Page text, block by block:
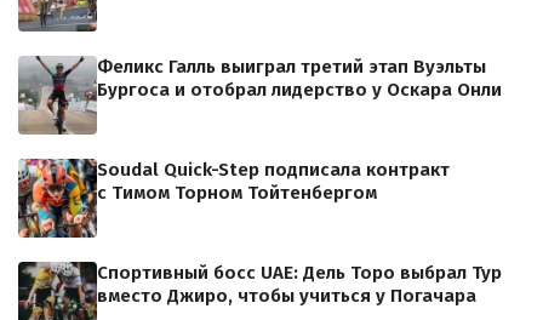
Феликс Галль выиграл третий этап Вуэльты
Бургоса и отобрал лидерство у Оскара Онли
Soudal Quick-Step подписала контракт
с Тимом Торном Тойтенбергом
Спортивный босс UAE: Дель Торо выбрал Тур
вместо Джиро, чтобы учиться у Погачара